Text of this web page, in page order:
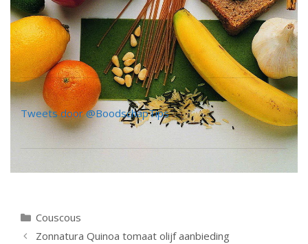
Tweets door @BoodschapTips
Categorieën
Couscous
Berichtnavigatie
Zonnatura Quinoa tomaat olijf aanbieding